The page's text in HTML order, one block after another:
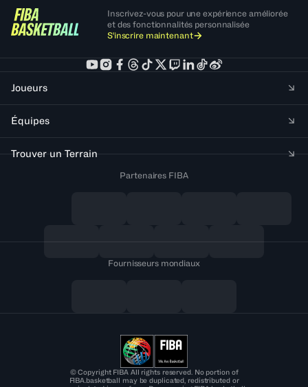
Inscrivez-vous pour une expérience améliorée
et des fonctionnalités personnalisée
S'inscrire maintenant
Joueurs
Équipes
Trouver un Terrain
Partenaires FIBA
Fournisseurs mondiaux
© Copyright FIBA All rights reserved. No portion of
FIBA.basketball may be duplicated, redistributed or